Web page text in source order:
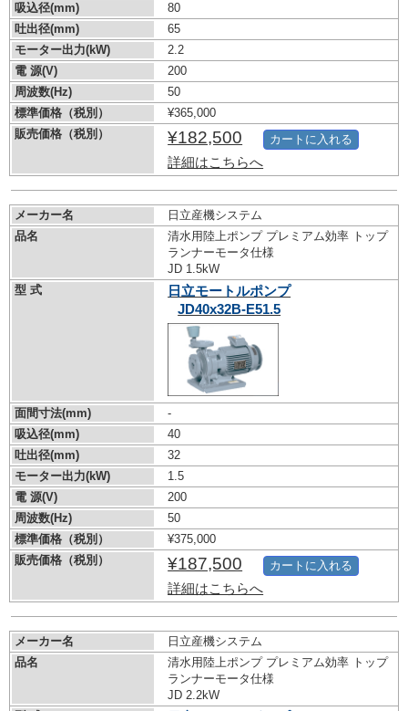
吸込径(mm)
80
吐出径(mm)
65
モーター出力(kW)
2.2
電 源(V)
200
周波数(Hz)
50
標準価格（税別）
¥365,000
販売価格（税別）
¥182,500
詳細はこちらへ
カートに入れる
メーカー名
日立産機システム
品名
清水用陸上ポンプ プレミアム効率 トップ
ランナーモータ仕様
JD 1.5kW
型 式
日立モートルポンプ
JD40x32B-E51.5
面間寸法(mm)
-
吸込径(mm)
40
吐出径(mm)
32
モーター出力(kW)
1.5
電 源(V)
200
周波数(Hz)
50
標準価格（税別）
¥375,000
販売価格（税別）
¥187,500
詳細はこちらへ
カートに入れる
メーカー名
日立産機システム
品名
清水用陸上ポンプ プレミアム効率 トップ
ランナーモータ仕様
JD 2.2kW